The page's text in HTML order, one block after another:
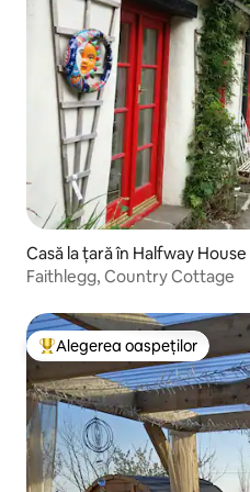
Casă la țară în Halfway House
Faithlegg, Country Cottage
Locuință din topul categoriei
Alegerea oaspeților